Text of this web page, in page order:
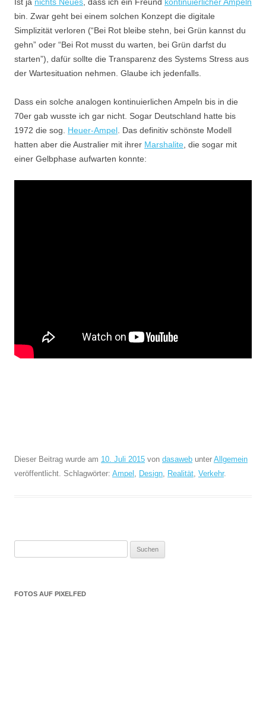
bin. Zwar geht bei einem solchen Konzept die digitale
Simplizität verloren (“Bei Rot bleibe stehn, bei Grün kannst du
gehn” oder “Bei Rot musst du warten, bei Grün darfst du
starten”), dafür sollte die Transparenz des Systems Stress aus
der Wartesituation nehmen. Glaube ich jedenfalls.
Dass ein solche analogen kontinuierlichen Ampeln bis in die
70er gab wusste ich gar nicht. Sogar Deutschland hatte bis
1972 die sog. Heuer-Ampel . Das definitiv schönste Modell
hatten aber die Australier mit ihrer Marshalite , die sogar mit
einer Gelbphase aufwarten konnte:
Dieser Beitrag wurde am 10. Juli 2015 von dasaweb unter Allgemein
veröffentlicht. Schlagwörter: Ampel , Design, Realität, Verkehr.
FOTOS AUF PIXELFED